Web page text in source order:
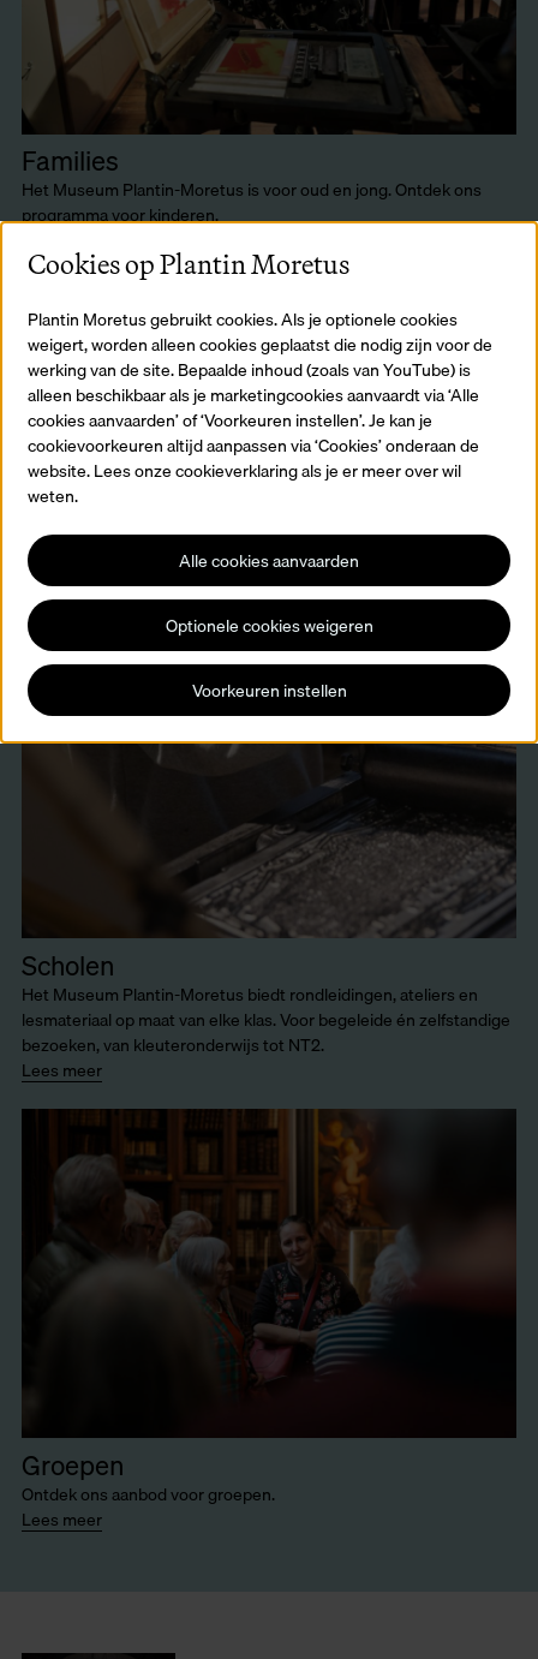
Families
Het Museum Plantin-Moretus is voor oud en jong. Ontdek ons
programma voor kinderen.
Scholen
Het Museum Plantin-Moretus biedt rondleidingen, ateliers en
lesmateriaal op maat van elke klas. Voor begeleide én zelfstandige
bezoeken, van kleuteronderwijs tot NT2.
Lees meer
Groepen
Ontdek ons aanbod voor groepen.
Lees meer
Cookies op Plantin Moretus
Plantin Moretus gebruikt cookies. Als je optionele cookies
weigert, worden alleen cookies geplaatst die nodig zijn voor de
werking van de site. Bepaalde inhoud (zoals van YouTube) is
alleen beschikbaar als je marketingcookies aanvaardt via ‘Alle
cookies aanvaarden’ of ‘Voorkeuren instellen’. Je kan je
cookievoorkeuren altijd aanpassen via ‘Cookies’ onderaan de
website. Lees onze cookieverklaring als je er meer over wil
weten.
Alle cookies aanvaarden
Optionele cookies weigeren
Voorkeuren instellen